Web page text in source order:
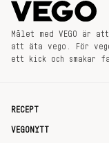
Målet med VEGO är
att äta vego. För
ett kick och smakar
RECEPT
VEGONYTT